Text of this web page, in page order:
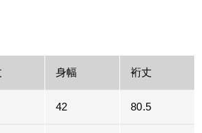
身幅 裄丈
42 80.5